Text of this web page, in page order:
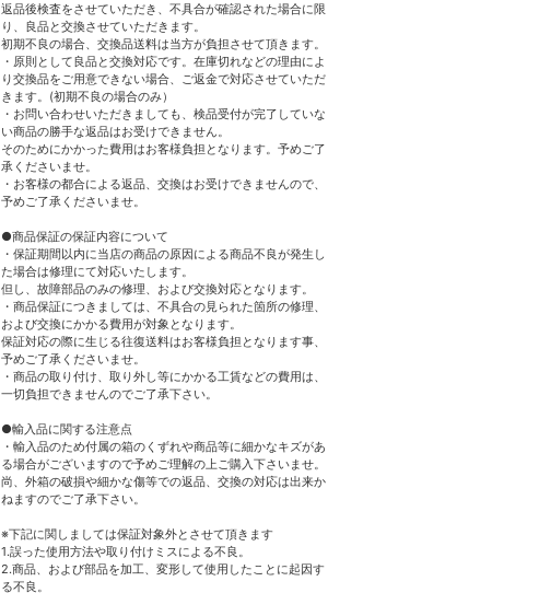
返品後検査をさせていただき、不具合が確認された場合に限
り、良品と交換させていただきます。
初期不良の場合、交換品送料は当方が負担させて頂きます。
・原則として良品と交換対応です。在庫切れなどの理由によ
り交換品をご用意できない場合、ご返金で対応させていただ
きます。(初期不良の場合のみ）
・お問い合わせいただきましても、検品受付が完了していな
い商品の勝手な返品はお受けできません。
そのためにかかった費用はお客様負担となります。予めご了
承くださいませ。
・お客様の都合による返品、交換はお受けできませんので、
予めご了承くださいませ。
●商品保証の保証内容について
・保証期間以内に当店の商品の原因による商品不良が発生し
た場合は修理にて対応いたします。
但し、故障部品のみの修理、および交換対応となります。
・商品保証につきましては、不具合の見られた箇所の修理、
および交換にかかる費用が対象となります。
保証対応の際に生じる往復送料はお客様負担となります事、
予めご了承くださいませ。
・商品の取り付け、取り外し等にかかる工賃などの費用は、
一切負担できませんのでご了承下さい。
●輸入品に関する注意点
・輸入品のため付属の箱のくずれや商品等に細かなキズがあ
る場合がございますので予めご理解の上ご購入下さいませ。
尚、外箱の破損や細かな傷等での返品、交換の対応は出来か
ねますのでご了承下さい。
※下記に関しましては保証対象外とさせて頂きます
1.誤った使用方法や取り付けミスによる不良。
2.商品、および部品を加工、変形して使用したことに起因す
る不良。